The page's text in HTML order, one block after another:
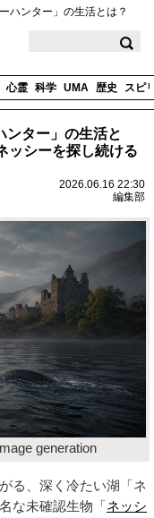
ハンター」の生活とは？
心霊 科学 UMA 歴史 スピ
ンター」の生活と
ッシーを探し続ける
2026.06.16 22:30
編集部
generation
る、深く冷たい湖「ネ
な未確認生物「ネッシ